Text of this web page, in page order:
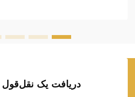
دریافت یک نقل‌قول